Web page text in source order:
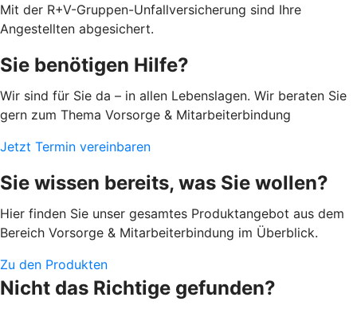
Mit der R+V-Gruppen-Unfallversicherung sind Ihre
Angestellten abgesichert.
Sie benötigen Hilfe?
Wir sind für Sie da – in allen Lebenslagen. Wir beraten Sie
gern zum Thema Vorsorge & Mitarbeiterbindung
Jetzt Termin vereinbaren
Sie wissen bereits, was Sie wollen?
Hier finden Sie unser gesamtes Produktangebot aus dem
Bereich Vorsorge & Mitarbeiterbindung im Überblick.
Zu den Produkten
Nicht das Richtige gefunden?